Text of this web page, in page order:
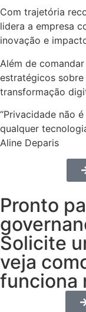
Com trajetória
lidera a empresa
inovação e
Além de
estratégicos
transformação
“Privacidade não
qualquer
Aline Deparis
Pronto
Solicite
veja
funciona